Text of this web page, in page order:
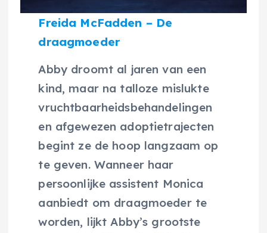
Freida McFadden – De
draagmoeder
Abby droomt al jaren van een
kind, maar na talloze mislukte
vruchtbaarheidsbehandelingen
en afgewezen adoptietrajecten
begint ze de hoop langzaam op
te geven. Wanneer haar
persoonlijke assistent Monica
aanbiedt om draagmoeder te
worden, lijkt Abby’s grootste